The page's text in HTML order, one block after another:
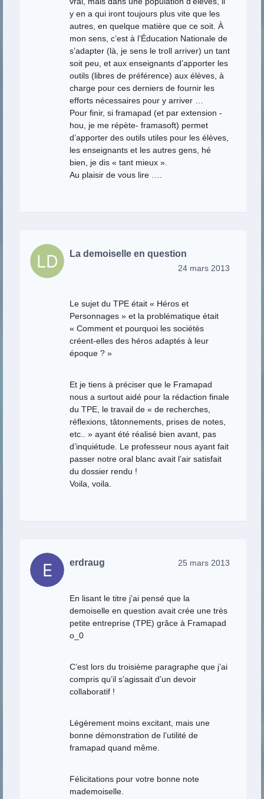
y en a qui iront toujours plus vite que les
autres, en quelque matière que ce soit. À
mon sens, c’est à l’Éducation Nationale de
s’adapter (là, je sens le troll arriver) un tant
soit peu, et aux enseignants d’apporter les
outils (libres de préférence) aux élèves, à
charge pour ces derniers de fournir les
efforts nécessaires pour y arriver …
Pour finir, si framapad (et par extension -
hou, je me répète- framasoft) permet
d’apporter des outils utiles pour les élèves,
les enseignants et les autres gens, hé
bien, je dis « tant mieux ».
Au plaisir de vous lire ….
La demoiselle en question
24 mars 2013
Le sujet du TPE était « Héros et
Personnages » et la problématique était
« Comment et pourquoi les sociétés
créent-elles des héros adaptés à leur
époque ? »
Et je tiens à préciser que le Framapad
nous a surtout aidé pour la rédaction finale
du TPE, le travail de « de recherches,
réflexions, tâtonnements, prises de notes,
etc.. » ayant été réalisé bien avant, pas
d’inquiétude. Le professeur nous ayant fait
passer notre oral blanc avait l’air satisfait
du dossier rendu !
Voila, voila.
erdraug 25 mars 2013
En lisant le titre j’ai pensé que la
demoiselle en question avait crée une très
petite entreprise (TPE) grâce à Framapad
o_0
C’est lors du troisième paragraphe que j’ai
compris qu’il s’agissait d’un devoir
collaboratif !
Légèrement moins excitant, mais une
bonne démonstration de l’utilité de
framapad quand même.
Félicitations pour votre bonne note
mademoiselle.